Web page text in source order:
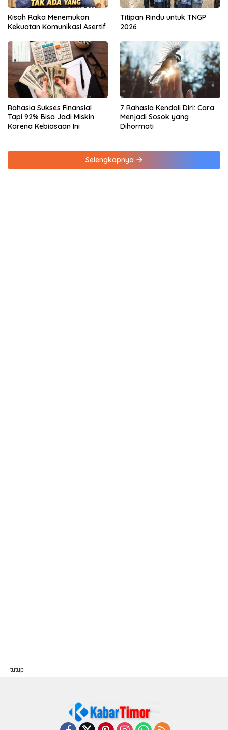
Kisah Raka Menemukan
Kekuatan Komunikasi Asertif
Titipan Rindu untuk TNGP
2026
Rahasia Sukses Finansial
Tapi 92% Bisa Jadi Miskin
Karena Kebiasaan Ini
7 Rahasia Kendali Diri: Cara
Menjadi Sosok yang
Dihormati
Selengkapnya
tutup